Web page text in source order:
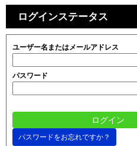
ログインステータス
ユーザー名またはメールアドレス
パスワード
パスワードをお忘れですか？